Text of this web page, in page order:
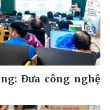
Đưa công nghệ